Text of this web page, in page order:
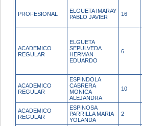
PROFESIONAL
ELGUETA IMARAY
PABLO JAVIER
16
ACADEMICO
REGULAR
ELGUETA
SEPULVEDA
HERMAN
EDUARDO
6
ACADEMICO
REGULAR
ESPINDOLA
CABRERA
MONICA
ALEJANDRA
10
ACADEMICO
REGULAR
ESPINOSA
PARRILLA MARIA
YOLANDA
2